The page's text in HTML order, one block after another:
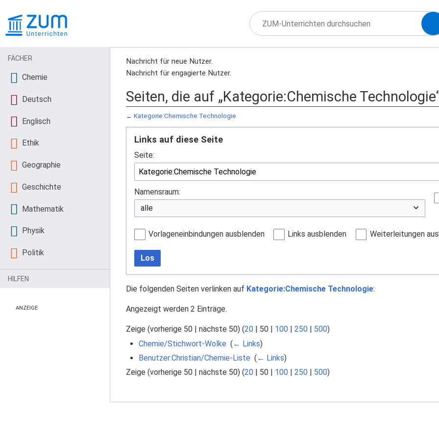
Nachricht für neue Nutzer.
Nachricht für engagierte Nutzer.
Seiten, die auf „Kategorie:Chemische
← Kategorie:Chemische Technologie
Links auf diese Seite
Seite:
Namensraum:
Vorlageneinbindungen ausblenden Links ausblenden Weiterleitungen
Los
Die folgenden Seiten verlinken auf Kategorie:Chemische Technologie:
Angezeigt werden 2 Einträge.
Zeige (vorherige 50 | nächste 50) (20 | 50 | 100 | 250 | 500)
Chemie/Stichwort-Wolke (← Links)
Benutzer:Christian/Chemie-Liste (← Links)
Zeige (vorherige 50 | nächste 50) (20 | 50 | 100 | 250 | 500)
FÄCHER
Chemie
Deutsch
Englisch
Ethik
Geographie
Geschichte
Mathematik
Physik
Politik
HILFEN
ANZEIGE